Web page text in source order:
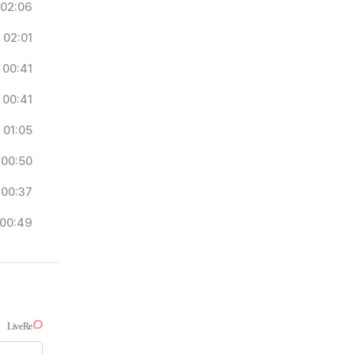
02:06
02:01
00:41
00:41
01:05
00:50
00:37
00:49